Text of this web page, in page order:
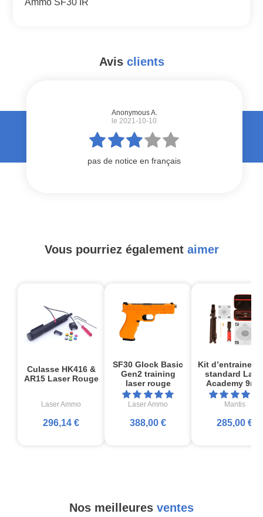
Ammo SF30 IR
Avis clients
Anonymous A.
le 2021-10-10
pas de notice en français
Vous pourriez également aimer
Culasse HK416 &
AR15 Laser Rouge
Laser Ammo
296,14 €
SF30 Glock Basic
Gen2 training
laser rouge
Laser Ammo
388,00 €
Kit
standard
Academy
Mantis
285,00 €
Nos meilleures ventes